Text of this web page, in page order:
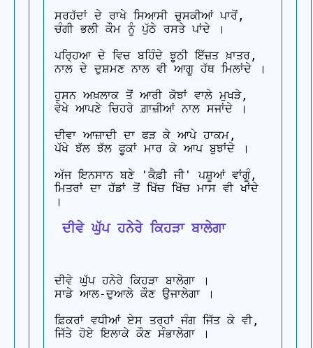
ਸਰਹੱਦਾਂ ਦੇ ਰਾਖੇ ਸਿਆਸੀ ਚੁਸਕੀਆਂ ਪਾਰੋਂ,
ਚੰਗੀ ਭਲੀ ਕੌਮ ਨੂੰ ਪੁੱਠੇ ਰਸਤੇ ਪਾਂਦੇ ।
ਪਰ੍ਹਿਆ ਦੇ ਵਿਚ ਬਹਿੰਦੇ ਝੂਠੀ ਇੱਜ਼ਤ ਖ਼ਾਤਰ,
ਨਾਲ ਦੇ ਦੁਸ਼ਮਣ ਨਾਲ ਵੀ ਆਗੂ ਹੱਥ ਮਿਲਾਂਦੇ ।
ਹੁਸਨ ਅਖ਼ਲਾਕ ਤੋਂ ਆਰੀ ਕੋਝਾਂ ਵਾਲੇ ਮੁਖੜੇ,
ਵੇਖੇ ਆਪਣੇ ਚਿਹਰੇ ਗ਼ਾਜ਼ੀਆਂ ਨਾਲ ਸਜਾਂਦੇ ।
ਦੀਵਾ ਆਜ਼ਾਦੀ ਦਾ ਫੜ ਕੇ ਆਪੇ ਹਾਕਮ,
ਪੱਖੇ ਝੱਲ ਝੱਲ ਫੂਕਾਂ ਮਾਰ ਕੇ ਆਪ ਬੁਝਾਂਦੇ ।
ਅੱਜ ਇਨਸਾਨ ਬਣੇ 'ਕੈਫ਼ੀ ਜੀ' ਪਸ਼ੂਆਂ ਵਾਂਗੂੰ,
ਮਿਤਰਾਂ ਦਾ ਹੱਡਾਂ ਤੋਂ ਖਿੱਚ ਖਿੱਚ ਮਾਸ ਵੀ ਖਾਂਦੇ
ਦੀਵੇ ਘੁੱਪ ਹਨੇਰੇ ਕਿਹੜਾ ਬਾਲੇਗਾ
ਦੀਵੇ ਘੁੱਪ ਹਨੇਰੇ ਕਿਹੜਾ ਬਾਲੇਗਾ ।
ਸਾਡੇ ਆਲ-ਦੁਆਲੇ ਕੌਣ ਉਜਾਲੇਗਾ ।
ਫ਼ਿਕਰਾਂ ਵਧੀਆਂ ਏਸ ਤਰ੍ਹਾਂ ਜੰਗ ਜਿੱਤ ਕੇ ਵੀ,
ਜਿੱਤੇ ਹੋਏ ਇਲਾਕੇ ਕੌਣ ਸੰਭਾਲੇਗਾ ।